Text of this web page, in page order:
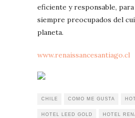
eficiente y responsable,
siempre preocupados del
planeta.
www.renaissancesantiago.cl
CHILE COMO ME GUSTA
HOTEL LEED GOLD HOTEL